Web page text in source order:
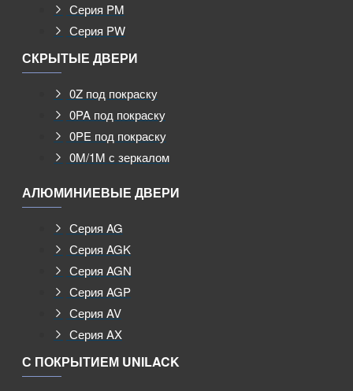
Серия PM
Серия PW
СКРЫТЫЕ ДВЕРИ
0Z под покраску
0PA под покраску
0PE под покраску
0M/1M с зеркалом
АЛЮМИНИЕВЫЕ ДВЕРИ
Серия AG
Серия AGK
Серия AGN
Серия AGP
Серия AV
Серия AX
С ПОКРЫТИЕМ UNILACK